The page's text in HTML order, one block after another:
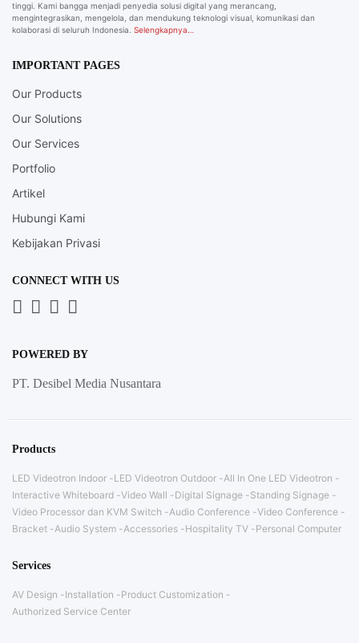
tinggi. Kami bangga menjadi penyedia solusi digital yang merancang,
mengintegrasikan, mengelola, dan mendukung teknologi visual, komunikasi dan
kolaborasi di seluruh Indonesia. Selengkapnya…
IMPORTANT PAGES
Our Products
Our Solutions
Our Services
Portfolio
Artikel
Hubungi Kami
Kebijakan Privasi
CONNECT WITH US
POWERED BY
PT. Desibel Media Nusantara
Products
LED Videotron Indoor LED Videotron Outdoor All In One LED Videotron
Interactive Whiteboard Video Wall Digital Signage
Standing Signage
Video Processor dan KVM Switch
Audio Conference Video Conference
Bracket Audio System Accessories Hospitality TV Personal Computer
Services
AV Design Installation
Product Customization
Authorized Service Center